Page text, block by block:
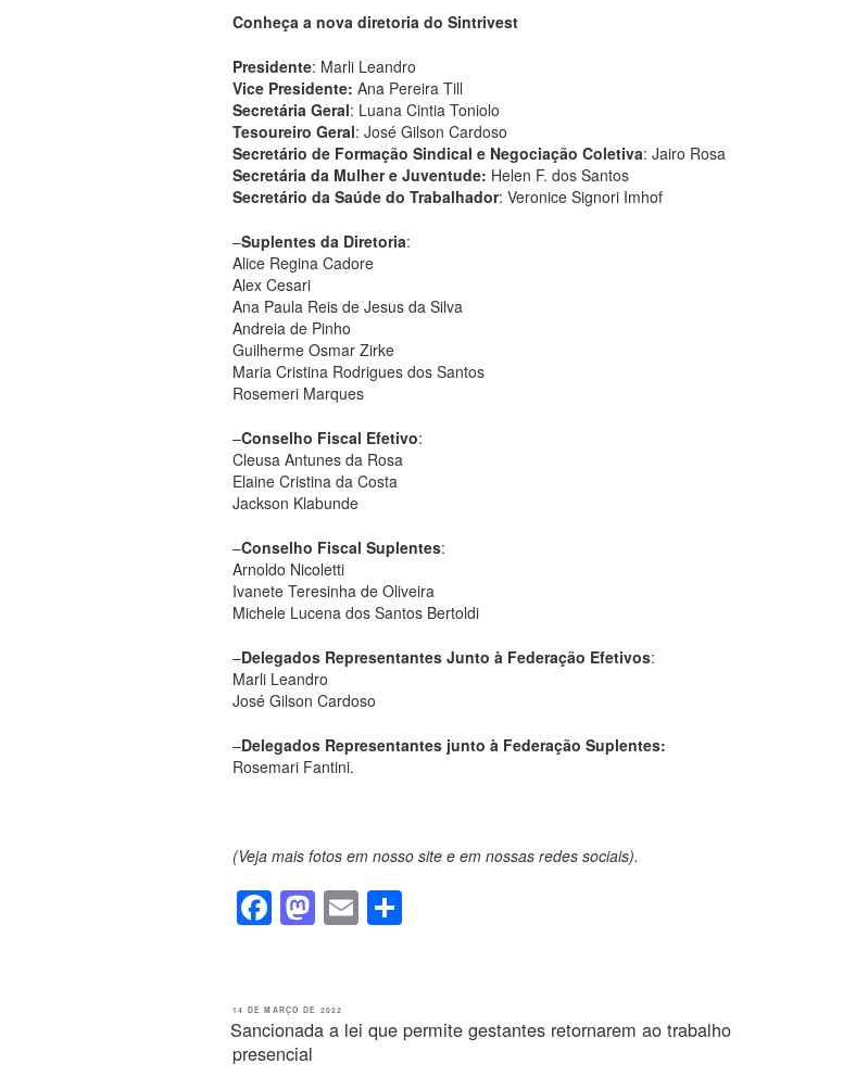
Conheça a nova diretoria do Sintrivest
Presidente: Marli Leandro
Vice Presidente: Ana Pereira Till
Secretária Geral: Luana Cintia Toniolo
Tesoureiro Geral: José Gilson Cardoso
Secretário de Formação Sindical e Negociação Coletiva: Jairo Rosa
Secretária da Mulher e Juventude: Helen F. dos Santos
Secretário da Saúde do Trabalhador: Veronice Signori Imhof
–Suplentes da Diretoria:
Alice Regina Cadore
Alex Cesari
Ana Paula Reis de Jesus da Silva
Andreia de Pinho
Guilherme Osmar Zirke
Maria Cristina Rodrigues dos Santos
Rosemeri Marques
–Conselho Fiscal Efetivo:
Cleusa Antunes da Rosa
Elaine Cristina da Costa
Jackson Klabunde
–Conselho Fiscal Suplentes:
Arnoldo Nicoletti
Ivanete Teresinha de Oliveira
Michele Lucena dos Santos Bertoldi
–Delegados Representantes Junto à Federação Efetivos:
Marli Leandro
José Gilson Cardoso
–Delegados Representantes junto à Federação Suplentes:
Rosemari Fantini.
(Veja mais fotos em nosso site e em nossas redes sociais).
F
a
e
b
M
a
o
d
E
m
PUBLICADO
14 DE MARÇO DE 2022
Sancionada a lei que permite gestantes retornarem ao trabalho
presencial